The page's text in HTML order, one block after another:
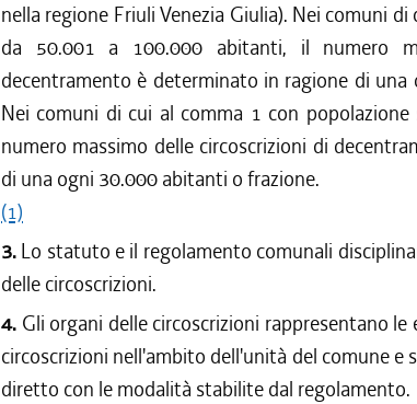
nella regione Friuli Venezia Giulia). Nei comuni
da 50.001 a 100.000 abitanti, il numero
decentramento è determinato in ragione di
Nei comuni di cui al comma 1 con
numero massimo delle circoscrizioni di
di una ogni 30.000 abitanti o frazione.
(1)
3. Lo statuto e il regolamento comunali
delle circoscrizioni.
4. Gli organi delle circoscrizioni rappresentano
circoscrizioni nell'ambito dell'unità del comune e
diretto con le modalità stabilite dal regolamento.